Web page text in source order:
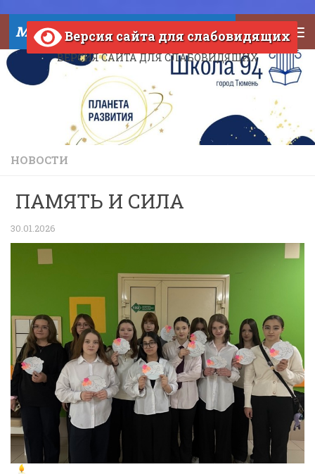
Skip to content
МАОУ СОШ №94 города Тюмени
ВЕРСИЯ САЙТА ДЛЯ СЛАБОВИДЯЩИХ
Версия сайта для слабовидящих
НОВОСТИ
ПАМЯТЬ И СИЛА
30.01.2026